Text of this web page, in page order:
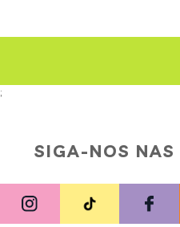
;
SIGA-NOS NAS